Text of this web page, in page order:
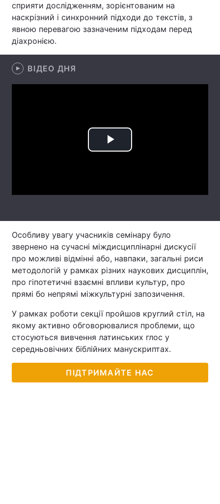
Здоров'я Туризм
Цікавинки Погода
Думки
Вакансії
Послуги
Тема оформлення
сприяти дослідженням, зорієнтованим на
наскрізний і синхронний підходи до текстів, з
явною перевагою зазначеним підходам перед
діахронією.
ВІДЕО ДНЯ
Play
Особливу увагу учасників семінару було
звернено на сучасні міждисциплінарні дискусії
про можливі відмінні або, навпаки, загальні риси
методологій у рамках різних наукових дисциплін,
про гіпотетичні взаємні впливи культур, про
прямі бо непрямі міжкультурні запозичення.
У рамках роботи секції пройшов круглий стіл, на
якому активно обговорювалися проблеми, що
стосуються вивчення латинських глос у
середньовічних біблійних манускриптах.
ПІДТРИМАЙТЕ НАС